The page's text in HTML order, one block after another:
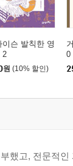
이슨 발칙한 영
2
원 (10% 할인)
0
했고, 전문적